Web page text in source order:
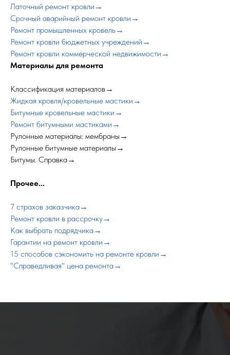
Латочный ремонт кровли→
Срочный аварийный ремонт кровли→
Ремонт промышленных кровель→
Ремонт кровли бюджетных учреждений→
Ремонт кровли коммерческой недвижимости→
Материалы для ремонта
Классификация материалов→
Жидкая кровля/кровельные мастики→
Битумные кровельные мастики→
Ремонт битумными мастиками→
Рулонные материалы: мембраны→
Рулонные битумные материалы→
Битумы. Справка→
Прочее...
7 страхов заказчика→
Ремонт кровли в рассрочку→
Как выбрать подрядчика→
Гарантии на ремонт кровли→
15 способов сэкономить на ремонте кровли→
"Справедливая" цена ремонта→